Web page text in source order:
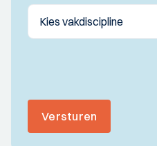
Versturen